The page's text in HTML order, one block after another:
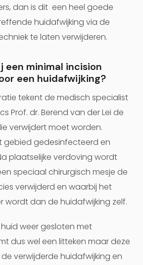
dan is dit een heel goede
huidafwijking via de
te laten verwijderen.
een minimal incision
een huidafwijking?
tekent de medisch specialist
Prof. dr. Berend van der Lei de
verwijdert moet worden.
gebied gedesinfecteerd en
plaatselijke verdoving wordt
speciaal chirurgisch mesje de
verwijderd en waarbij het
wordt dan de huidafwijking zelf.
weer gesloten met
dus wel een litteken maar deze
verwijderde huidafwijking en